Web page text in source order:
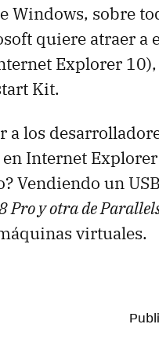
Windows, sobre
quiere atraer a
Explorer
Kit.
a los
Internet
Vendiendo un
Pro y otra de
virtuales.